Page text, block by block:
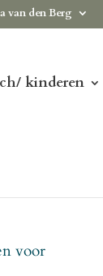
van den Berg
kinderen
voor